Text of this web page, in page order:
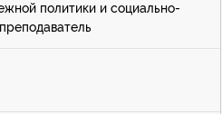
политики и социально-